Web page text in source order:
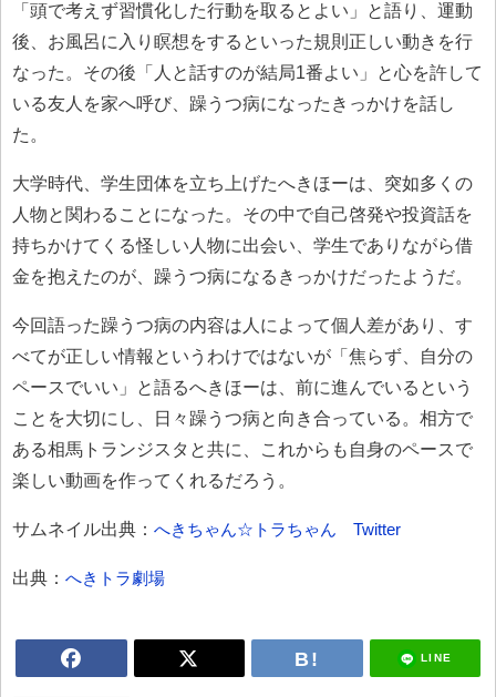
「頭で考えず習慣化した行動を取るとよい」と語り、運動
後、お風呂に入り瞑想をするといった規則正しい動きを行
なった。その後「人と話すのが結局1番よい」と心を許して
いる友人を家へ呼び、躁うつ病になったきっかけを話し
た。
大学時代、学生団体を立ち上げたへきほーは、突如多くの
人物と関わることになった。その中で自己啓発や投資話を
持ちかけてくる怪しい人物に出会い、学生でありながら借
金を抱えたのが、躁うつ病になるきっかけだったようだ。
今回語った躁うつ病の内容は人によって個人差があり、す
べてが正しい情報というわけではないが「焦らず、自分の
ペースでいい」と語るへきほーは、前に進んでいるという
ことを大切にし、日々躁うつ病と向き合っている。相方で
ある相馬トランジスタと共に、これからも自身のペースで
楽しい動画を作ってくれるだろう。
サムネイル出典： へきちゃん☆トラちゃん Twitter
出典： へきトラ劇場
LINE